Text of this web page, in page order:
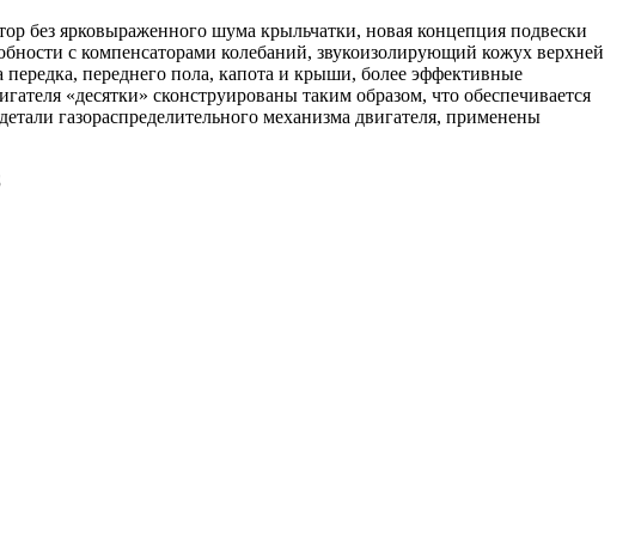
без ярковыраженного шума крыльчатки, новая концепция подвески
с компенсаторами колебаний, звукоизолирующий кожух верхней
переднего пола, капота и крыши, более эффективные
«десятки» сконструированы таким образом, что обеспечивается
газораспределительного механизма двигателя, применены